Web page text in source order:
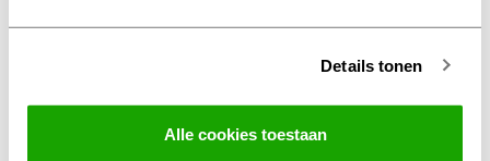
Details tonen
Alle cookies toestaan
Algemene Voorwaarden Thuiswinkel